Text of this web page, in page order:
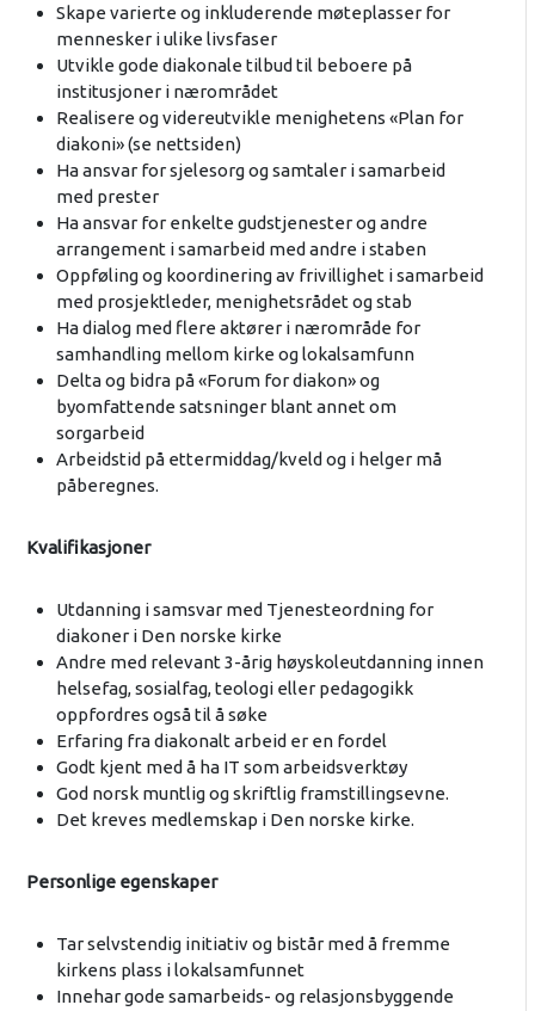
​Skape varierte og inkluderende møteplasser for
mennesker i ulike livsfaser
​Utvikle gode diakonale tilbud til beboere på
institusjoner i nærområdet
​Realisere og videreutvikle menighetens «Plan for
diakoni» (se nettsiden)
Ha ansvar for sjelesorg og samtaler i samarbeid
med prester
Ha ansvar for enkelte gudstjenester og andre
arrangement i samarbeid med andre i staben
​Oppføling og koordinering av frivillighet i samarbeid
med prosjektleder, menighetsrådet og stab
Ha dialog med flere aktører i nærområde for
samhandling mellom kirke og lokalsamfunn
Delta og bidra på «Forum for diakon» og
byomfattende satsninger blant annet om
sorgarbeid
​Arbeidstid på ettermiddag/kveld og i helger må
påberegnes.
Kvalifikasjoner
Utdanning i samsvar med Tjenesteordning for
diakoner i Den norske kirke
​Andre med relevant 3-årig høyskoleutdanning innen
helsefag, sosialfag, teologi eller pedagogikk
oppfordres også til å søke
​Erfaring fra diakonalt arbeid er en fordel
​Godt kjent med å ha IT som arbeidsverktøy
​God norsk muntlig og skriftlig framstillingsevne.
Det kreves medlemskap i Den norske kirke.
Personlige egenskaper
Tar selvstendig initiativ og bistår med å fremme
kirkens plass i lokalsamfunnet
Innehar g​ode samarbeids- og relasjonsbyggende